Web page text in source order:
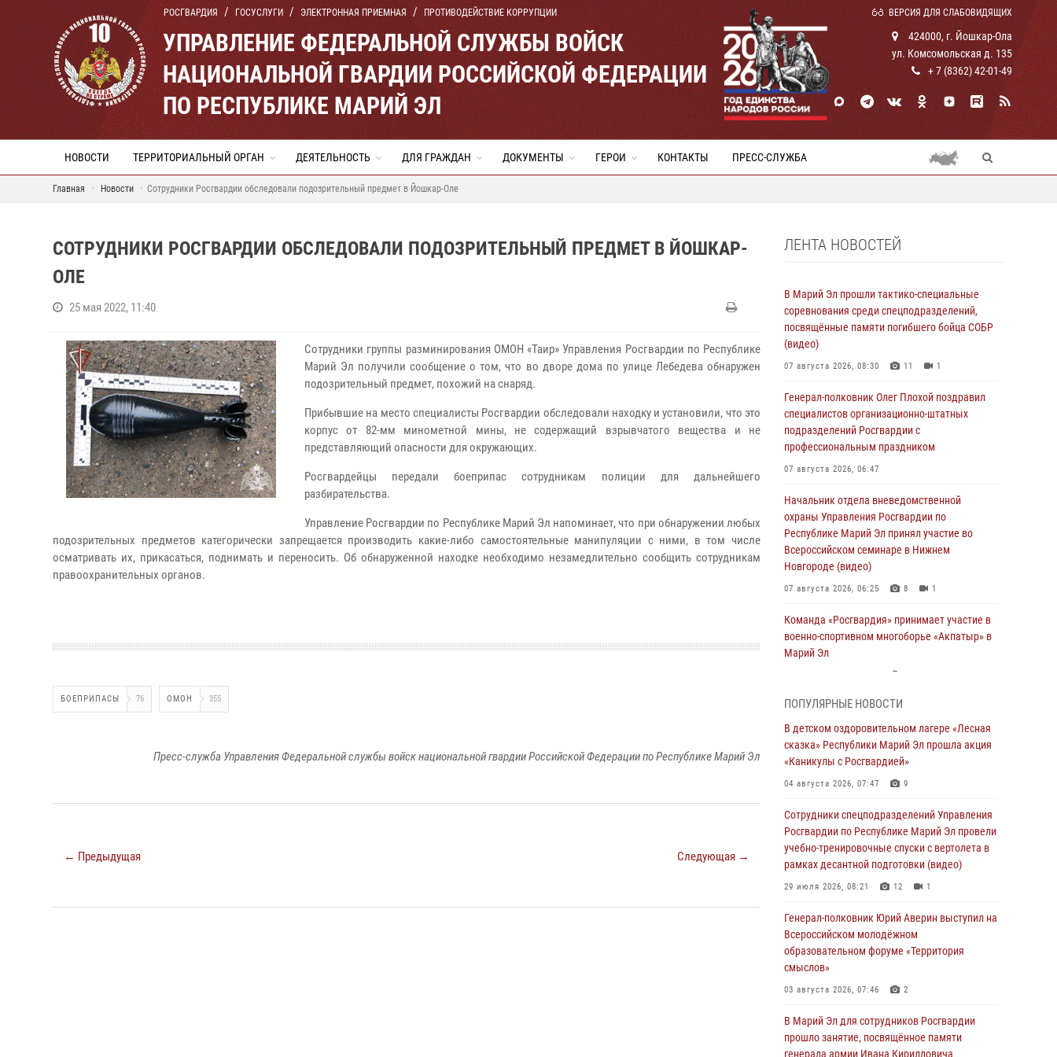
РОСГВАРДИЯ ГОСУСЛУГИ ЭЛЕКТРОННАЯ ПРИЕМНАЯ ПРОТИВОДЕЙСТВИЕ КОРРУПЦИИ ВЕРСИЯ ДЛЯ СЛАБОВИДЯЩИХ
УПРАВЛЕНИЕ ФЕДЕРАЛЬНОЙ СЛУЖБЫ ВОЙСК
НАЦИОНАЛЬНОЙ ГВАРДИИ РОССИЙСКОЙ ФЕДЕРАЦИИ
ПО РЕСПУБЛИКЕ МАРИЙ ЭЛ
424000, г. Йошкар-Ола
ул. Комсомольская д. 135
+ 7 (8362) 42-01-49
НОВОСТИ ТЕРРИТОРИАЛЬНЫЙ ОРГАН ДЕЯТЕЛЬНОСТЬ ДЛЯ ГРАЖДАН ДОКУМЕНТЫ ГЕРОИ КОНТАКТЫ ПРЕСС-СЛУЖБА
Главная Новости Сотрудники Росгвардии обследовали подозрительный предмет в Йошкар-Оле
СОТРУДНИКИ РОСГВАРДИИ ОБСЛЕДОВАЛИ ПОДОЗРИТЕЛЬНЫЙ ПРЕДМЕТ В ЙОШКАР-
ОЛЕ
25 мая 2022, 11:40
Сотрудники группы разминирования ОМОН «Таир» Управления Росгвардии по Республике
Марий Эл получили сообщение о том, что во дворе дома по улице Лебедева обнаружен
подозрительный предмет, похожий на снаряд.
Прибывшие на место специалисты Росгвардии обследовали находку и установили, что это
корпус от 82-мм минометной мины, не содержащий взрывчатого вещества и не
представляющий опасности для окружающих.
Росгвардейцы передали боеприпас сотрудникам полиции для дальнейшего
разбирательства.
Управление Росгвардии по Республике Марий Эл напоминает, что при обнаружении любых
подозрительных предметов категорически запрещается производить какие-либо самостоятельные манипуляции с ними, в том числе
осматривать их, прикасаться, поднимать и переносить. Об обнаруженной находке необходимо незамедлительно сообщить сотрудникам
правоохранительных органов.
БОЕПРИПАСЫ 76 ОМОН 355
Пресс-служба Управления Федеральной службы войск национальной гвардии Российской Федерации по Республике Марий Эл
← Предыдущая Следующая →
ЛЕНТА НОВОСТЕЙ
В Марий Эл прошли тактико-специальные
соревнования среди спецподразделений,
посвящённые памяти погибшего бойца СОБР
(видео)
07 августа 2026, 08:30 11 1
Генерал-полковник Олег Плохой поздравил
специалистов организационно-штатных
подразделений Росгвардии с
профессиональным праздником
07 августа 2026, 06:47
Начальник отдела вневедомственной
охраны Управления Росгвардии по
Республике Марий Эл принял участие во
Всероссийском семинаре в Нижнем
Новгороде (видео)
07 августа 2026, 06:25 8 1
Команда «Росгвардия» принимает участие в
военно-спортивном многоборье «Акпатыр» в
Марий Эл
Представитель вневедомственной охраны
Управления Росгвардии по Республике
Марий Эл принял участие в учебно-
методическом сборе Росгвардии в Ижевске
06 августа 2026, 09:37 10
В Марий Эл сотрудники ЛРР Росгвардии за
прошедший месяц провели более 90
проверок мест хранения гражданского
06 августа 2026, 08:00
В Марий Эл сотрудники вневедомственной
охраны Росгвардии за прошедший месяц
задержали 19 нарушителей
05 августа 2026, 09:44
прошло занятие, посвящённое памяти
генерала армии Ивана Кирилловича
ПОПУЛЯРНЫЕ НОВОСТИ
В детском оздоровительном лагере «Лесная
сказка» Республики Марий Эл прошла акция
«Каникулы с Росгвардией»
04 августа 2026, 07:47 9
Сотрудники спецподразделений Управления
Росгвардии по Республике Марий Эл провели
учебно-тренировочные спуски с вертолета в
рамках десантной подготовки (видео)
29 июля 2026, 08:21 12 1
Генерал-полковник Юрий Аверин выступил на
Всероссийском молодёжном
образовательном форуме «Территория
смыслов»
03 августа 2026, 07:46 2
В Марий Эл для сотрудников Росгвардии
прошло занятие, посвящённое памяти
генерала армии Ивана Кирилловича